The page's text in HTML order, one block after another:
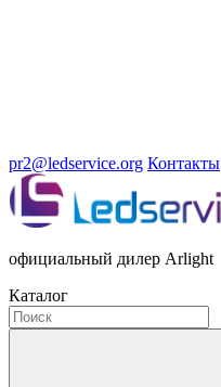
pr2@ledservice.org Контакты
официальный дилер Arlight
Каталог